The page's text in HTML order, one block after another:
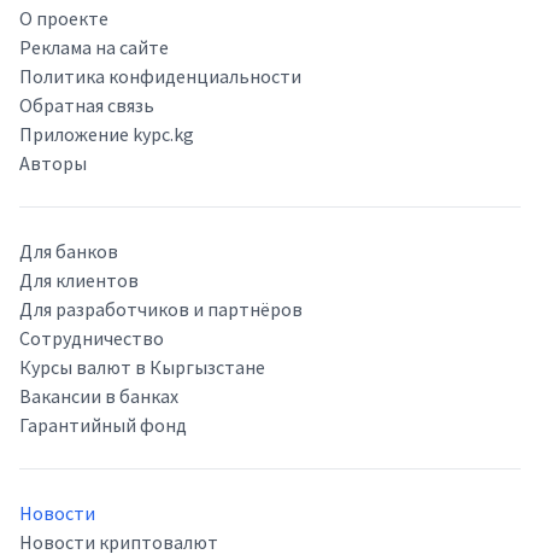
О проекте
Реклама на сайте
Политика конфиденциальности
Обратная связь
Приложение kypc.kg
Авторы
Для банков
Для клиентов
Для разработчиков и партнёров
Сотрудничество
Курсы валют в Кыргызстане
Вакансии в банках
Гарантийный фонд
Новости
Новости криптовалют